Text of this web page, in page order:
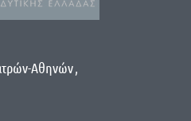
Αθηνών,